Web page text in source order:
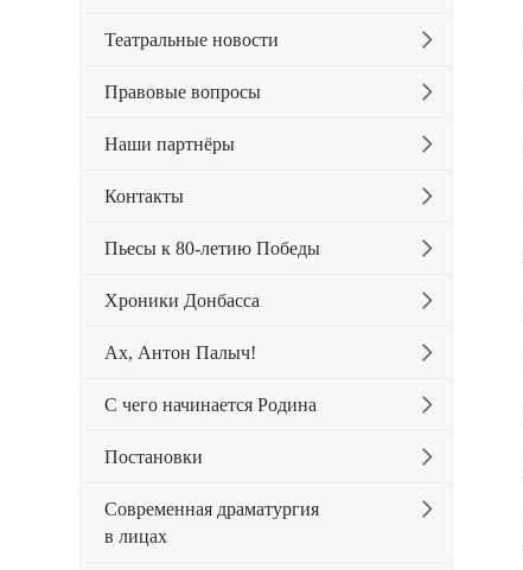
Театральные новости
Правовые вопросы
Наши партнёры
Контакты
Пьесы к 80-летию Победы
Хроники Донбасса
Ах, Антон Палыч!
С чего начинается Родина
Постановки
Современная драматургия
в лицах